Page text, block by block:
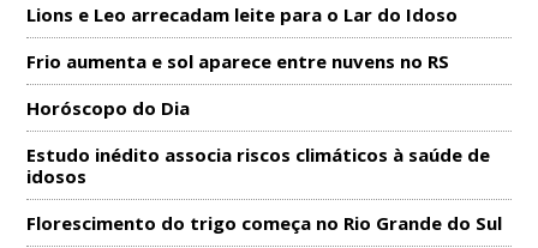
Lions e Leo arrecadam leite para o Lar do Idoso
Frio aumenta e sol aparece entre nuvens no RS
Horóscopo do Dia
Estudo inédito associa riscos climáticos à saúde de
idosos
Florescimento do trigo começa no Rio Grande do Sul